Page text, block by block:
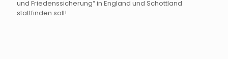
und Friedenssicherung“ in England und Schottland
stattfinden soll!